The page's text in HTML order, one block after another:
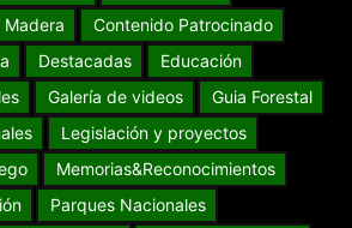
Madera
Contenido Patrocinado
Destacadas
Educación
Galería de videos
Guia Forestal
Legislación y proyectos
Memorias&Reconocimientos
Parques Nacionales